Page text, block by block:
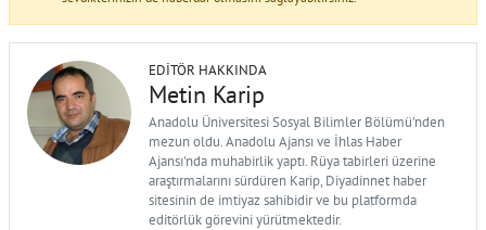
EDITÖR HAKKINDA
Metin Karip
Anadolu Üniversitesi Sosyal Bilimler Bölümü'nden
mezun oldu. Anadolu Ajansı ve İhlas Haber
Ajansı'nda muhabirlik yaptı. Rüya tabirleri üzerine
araştırmalarını sürdüren Karip, Diyadinnet haber
sitesinin de imtiyaz sahibidir ve bu platformda
editörlük görevini yürütmektedir.